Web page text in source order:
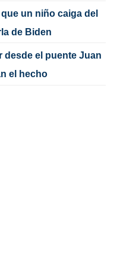
un niño caiga del
de Biden
desde el puente Juan
el hecho